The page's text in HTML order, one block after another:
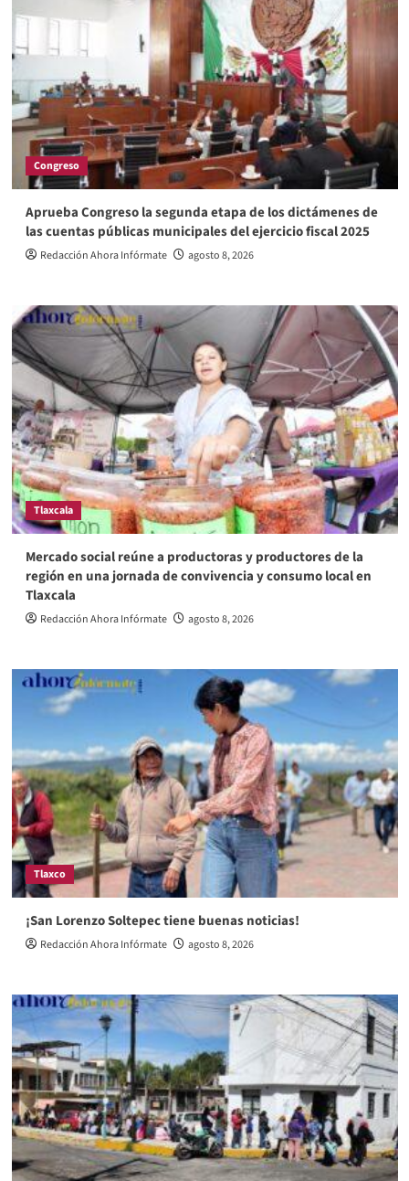
Congreso
Aprueba Congreso la segunda etapa de los dictámenes de
las cuentas públicas municipales del ejercicio fiscal 2025
Redacción Ahora Infórmate agosto 8, 2026
Tlaxcala
Mercado social reúne a productoras y productores de la
región en una jornada de convivencia y consumo local en
Tlaxcala
Redacción Ahora Infórmate agosto 8, 2026
Tlaxco
¡San Lorenzo Soltepec tiene buenas noticias!
Redacción Ahora Infórmate agosto 8, 2026